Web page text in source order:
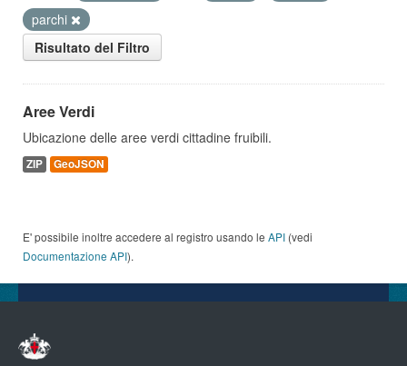
parchi
Risultato del Filtro
Aree Verdi
Ubicazione delle aree verdi cittadine fruibili.
ZIP GeoJSON
E' possibile inoltre accedere al registro usando le API (vedi
Documentazione API).